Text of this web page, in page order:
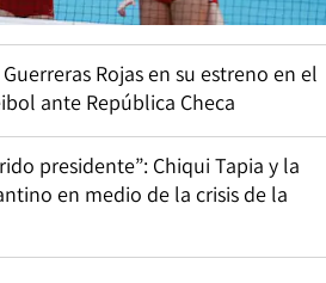
Rojas en su estreno en el
ante República Checa
presidente”: Chiqui Tapia y la
en medio de la crisis de la